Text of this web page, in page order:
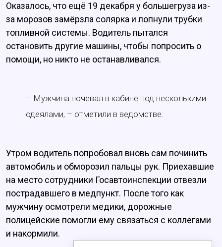
Оказалось, что ещё 19 декабря у большегруза из-
за морозов замёрзла солярка и лопнули трубки
топливной системы. Водитель пытался
остановить другие машины, чтобы попросить о
помощи, но никто не останавливался.
– Мужчина ночевал в кабине под несколькими
одеялами, – отметили в ведомстве.
Утром водитель попробовал вновь сам починить
автомобиль и обморозил пальцы рук. Приехавшие
на место сотрудники Госавтоинспекции отвезли
пострадавшего в медпункт. После того как
мужчину осмотрели медики, дорожные
полицейские помогли ему связаться с коллегами
и накормили.